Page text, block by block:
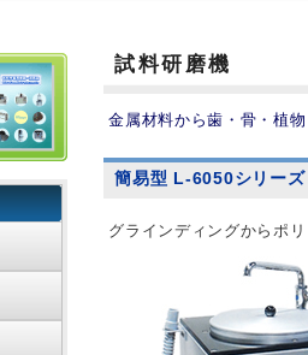
試料研磨機
金属材料から歯・骨・植
簡易型 L-6050シリーズ
グラインディングからポ